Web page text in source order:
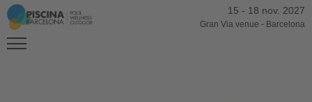
15 - 18 nov. 2027
Gran Via venue - Barcelona